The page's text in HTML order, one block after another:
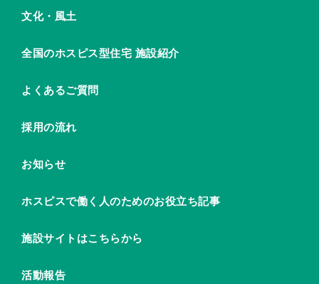
文化・風土
全国のホスピス型住宅 施設紹介
よくあるご質問
採用の流れ
お知らせ
ホスピスで働く人のためのお役立ち記事
施設サイトはこちらから
活動報告